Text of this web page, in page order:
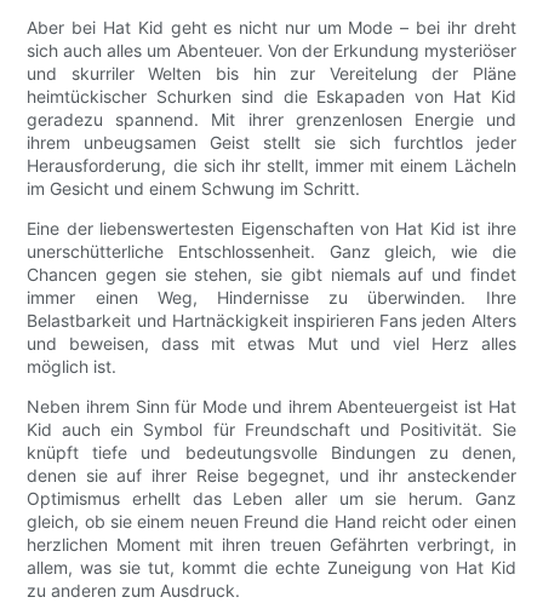
Aber bei Hat Kid geht es nicht nur um Mode – bei ihr dreht
sich auch alles um Abenteuer. Von der Erkundung mysteriöser
und skurriler Welten bis hin zur Vereitelung der Pläne
heimtückischer Schurken sind die Eskapaden von Hat Kid
geradezu spannend. Mit ihrer grenzenlosen Energie und
ihrem unbeugsamen Geist stellt sie sich furchtlos jeder
Herausforderung, die sich ihr stellt, immer mit einem Lächeln
im Gesicht und einem Schwung im Schritt.
Eine der liebenswertesten Eigenschaften von Hat Kid ist ihre
unerschütterliche Entschlossenheit. Ganz gleich, wie die
Chancen gegen sie stehen, sie gibt niemals auf und findet
immer einen Weg, Hindernisse zu überwinden. Ihre
Belastbarkeit und Hartnäckigkeit inspirieren Fans jeden Alters
und beweisen, dass mit etwas Mut und viel Herz alles
möglich ist.
Neben ihrem Sinn für Mode und ihrem Abenteuergeist ist Hat
Kid auch ein Symbol für Freundschaft und Positivität. Sie
knüpft tiefe und bedeutungsvolle Bindungen zu denen,
denen sie auf ihrer Reise begegnet, und ihr ansteckender
Optimismus erhellt das Leben aller um sie herum. Ganz
gleich, ob sie einem neuen Freund die Hand reicht oder einen
herzlichen Moment mit ihren treuen Gefährten verbringt, in
allem, was sie tut, kommt die echte Zuneigung von Hat Kid
zu anderen zum Ausdruck.